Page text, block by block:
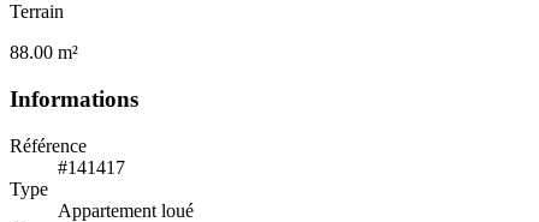
Terrain
88.00 m²
Informations
Référence
#141417
Type
Appartement loué